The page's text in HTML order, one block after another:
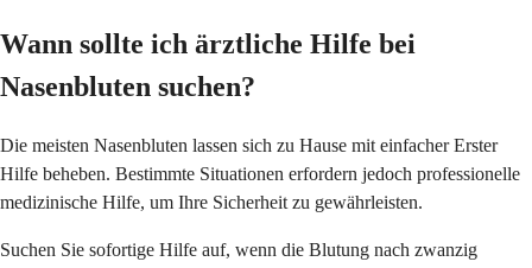
Wann sollte ich ärztliche Hilfe bei
Nasenbluten suchen?
Die meisten Nasenbluten lassen sich zu Hause mit einfacher Erster
Hilfe beheben. Bestimmte Situationen erfordern jedoch professionelle
medizinische Hilfe, um Ihre Sicherheit zu gewährleisten.
Suchen Sie sofortige Hilfe auf, wenn die Blutung nach zwanzig